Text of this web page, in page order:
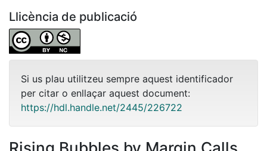
Llicència de publicació
Si us plau utilitzeu sempre aquest identificador
per citar o enllaçar aquest document:
https://hdl.handle.net/2445/226722